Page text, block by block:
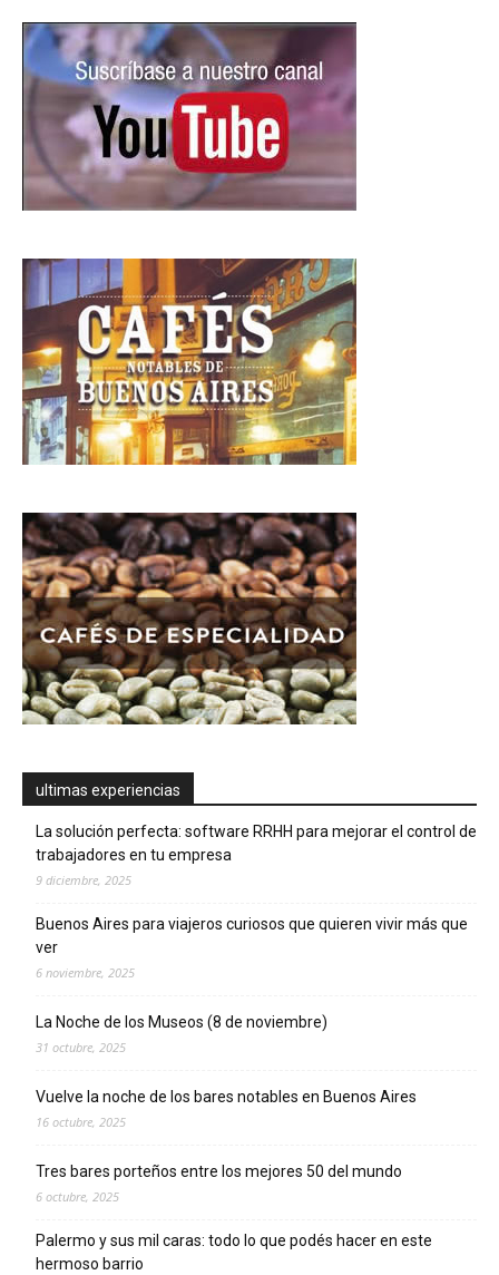
ultimas experiencias
La solución perfecta: software RRHH para mejorar el control de
trabajadores en tu empresa
9 diciembre, 2025
Buenos Aires para viajeros curiosos que quieren vivir más que
ver
6 noviembre, 2025
La Noche de los Museos (8 de noviembre)
31 octubre, 2025
Vuelve la noche de los bares notables en Buenos Aires
16 octubre, 2025
Tres bares porteños entre los mejores 50 del mundo
6 octubre, 2025
Palermo y sus mil caras: todo lo que podés hacer en este
hermoso barrio